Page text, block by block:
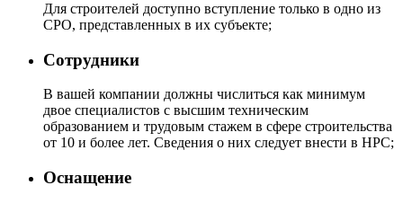
Для строителей доступно вступление только в одно из
СРО, представленных в их субъекте;
Сотрудники
В вашей компании должны числиться как минимум
двое специалистов с высшим техническим
образованием и трудовым стажем в сфере строительства
от 10 и более лет. Сведения о них следует внести в НРС;
Оснащение